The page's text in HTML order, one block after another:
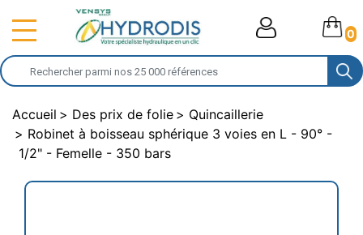
0
Accueil Des prix de folie
Quincaillerie
Robinet à boisseau sphérique 3 voies en L - 90° -
1/2" - Femelle - 350 bars